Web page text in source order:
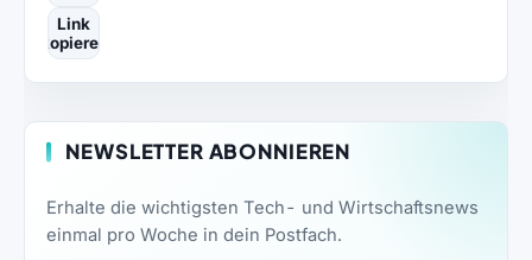
Link
kopieren
NEWSLETTER ABONNIEREN
Erhalte die wichtigsten Tech- und Wirtschaftsnews
einmal pro Woche in dein Postfach.